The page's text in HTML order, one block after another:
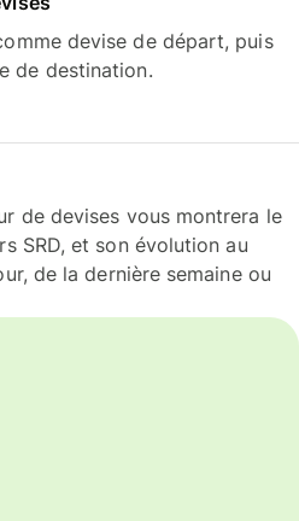
devise de départ, puis
de destination.
de devises vous montrera le
SRD, et son évolution au
de la dernière semaine ou